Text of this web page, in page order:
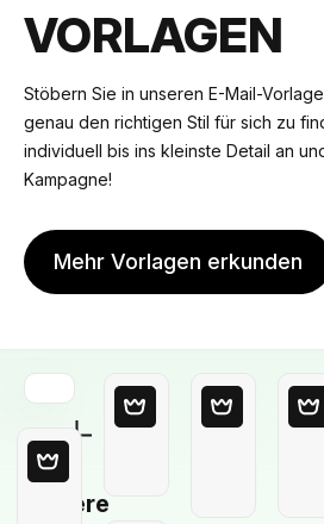
VORLAGEN
Stöbern Sie in unseren E-Mail-
genau den richtigen Stil für sich zu
individuell bis ins kleinste Detail an
Kampagne!
Mehr Vorlagen erkunden
Leere